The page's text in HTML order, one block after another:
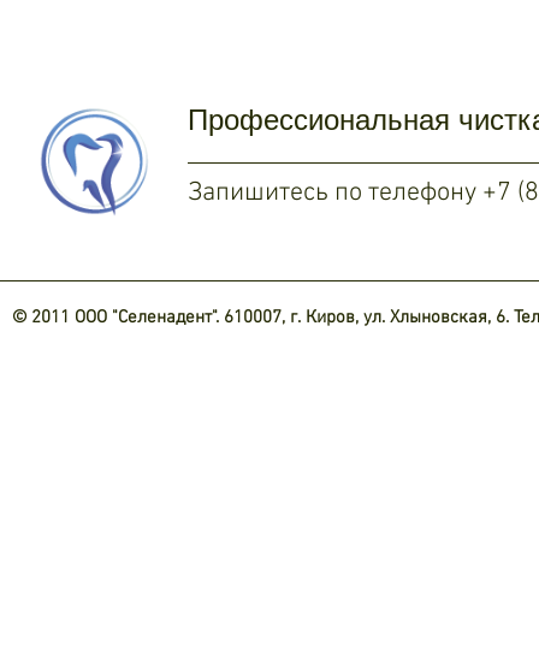
Профессиональная
Запишитесь по телефону +7
© 2011 ООО "Селенадент". 610007, г. Киров, ул. Хлыновская, 6.